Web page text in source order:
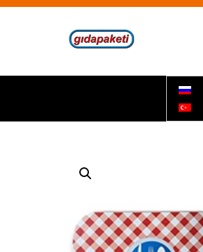
GIDAPAKETI
ДОМАШНЯЯ
О НАС
КОММУНИКАЦИЯ
ПОДДЕРЖКИ
НАШИ НОМЕРА